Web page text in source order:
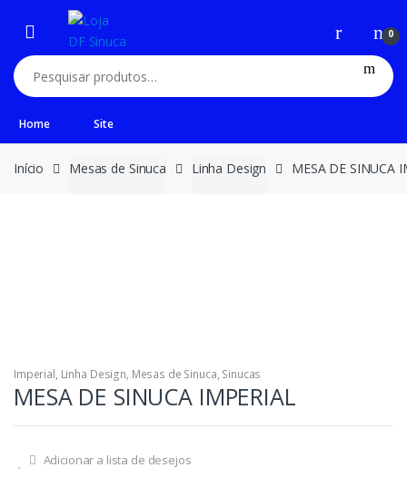
0
Home Site
Início Mesas de Sinuca Linha Design MESA DE SINUCA
Imperial, Linha Design, Mesas de Sinuca, Sinucas
MESA DE SINUCA IMPERIAL
Adicionar a lista de desejos